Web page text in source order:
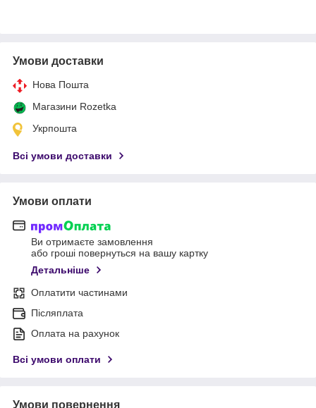
Умови доставки
Нова Пошта
Магазини Rozetka
Укрпошта
Всі умови доставки
Умови оплати
Ви отримаєте замовлення
або гроші повернуться на вашу картку
Детальніше
Оплатити частинами
Післяплата
Оплата на рахунок
Всі умови оплати
Умови повернення